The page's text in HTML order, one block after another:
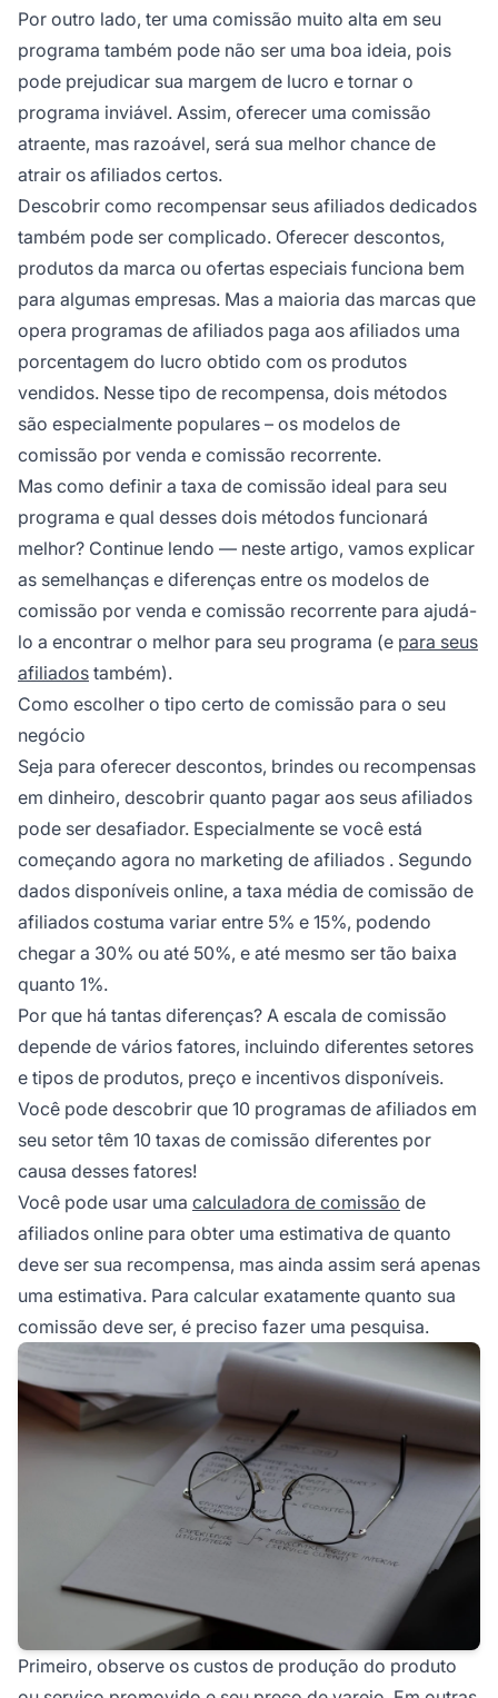
Por outro lado, ter uma comissão muito alta em seu
programa também pode não ser uma boa ideia, pois
pode prejudicar sua margem de lucro e tornar o
programa inviável. Assim, oferecer uma comissão
atraente, mas razoável, será sua melhor chance de
atrair os afiliados certos.
Descobrir como recompensar seus afiliados dedicados
também pode ser complicado. Oferecer descontos,
produtos da marca ou ofertas especiais funciona bem
para algumas empresas. Mas a maioria das marcas que
opera programas de afiliados paga aos afiliados uma
porcentagem do lucro obtido com os produtos
vendidos. Nesse tipo de recompensa, dois métodos
são especialmente populares – os modelos de
comissão por venda e comissão recorrente.
Mas como definir a taxa de comissão ideal para seu
programa e qual desses dois métodos funcionará
melhor? Continue lendo — neste artigo, vamos explicar
as semelhanças e diferenças entre os modelos de
comissão por venda e comissão recorrente para ajudá-
lo a encontrar o melhor para seu programa (e para seus
afiliados também).
Como escolher o tipo certo de comissão para o seu
negócio
Seja para oferecer descontos, brindes ou recompensas
em dinheiro, descobrir quanto pagar aos seus afiliados
pode ser desafiador. Especialmente se você está
começando agora no marketing de afiliados . Segundo
dados disponíveis online, a taxa média de comissão de
afiliados costuma variar entre 5% e 15%, podendo
chegar a 30% ou até 50%, e até mesmo ser tão baixa
quanto 1%.
Por que há tantas diferenças? A escala de comissão
depende de vários fatores, incluindo diferentes setores
e tipos de produtos, preço e incentivos disponíveis.
Você pode descobrir que 10 programas de afiliados em
seu setor têm 10 taxas de comissão diferentes por
causa desses fatores!
Você pode usar uma calculadora de comissão de
afiliados online para obter uma estimativa de quanto
deve ser sua recompensa, mas ainda assim será apenas
uma estimativa. Para calcular exatamente quanto sua
comissão deve ser, é preciso fazer uma pesquisa.
Primeiro, observe os custos de produção do produto